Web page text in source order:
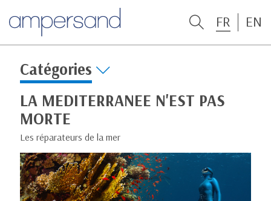
FR EN
Catégories
LA MEDITERRANEE N'EST PAS
MORTE
Les réparateurs de la mer